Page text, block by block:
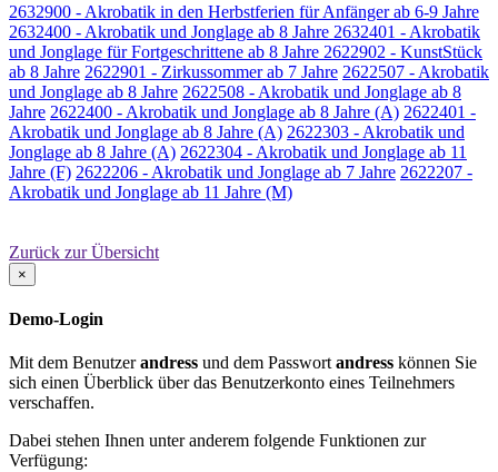
2632900 - Akrobatik in den Herbstferien für Anfänger ab 6-9 Jahre
2632400 - Akrobatik und Jonglage ab 8 Jahre 2632401 - Akrobatik
und Jonglage für Fortgeschrittene ab 8 Jahre 2622902 - KunstStück
ab 8 Jahre 2622901 - Zirkussommer ab 7 Jahre 2622507 - Akrobatik
und Jonglage ab 8 Jahre 2622508 - Akrobatik und Jonglage ab 8
Jahre 2622400 - Akrobatik und Jonglage ab 8 Jahre (A) 2622401 -
Akrobatik und Jonglage ab 8 Jahre (A) 2622303 - Akrobatik und
Jonglage ab 8 Jahre (A) 2622304 - Akrobatik und Jonglage ab 11
Jahre (F) 2622206 - Akrobatik und Jonglage ab 7 Jahre 2622207 -
Akrobatik und Jonglage ab 11 Jahre (M)
Zurück zur Übersicht
×
Demo-Login
Mit dem Benutzerandress und dem Passwort andress können Sie
sich einen Überblick über das Benutzerkonto eines Teilnehmers
verschaffen.
Dabei stehen Ihnen unter anderem folgende Funktionen zur
Verfügung: